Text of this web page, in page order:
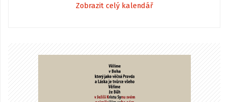
Zobrazit celý kalendář